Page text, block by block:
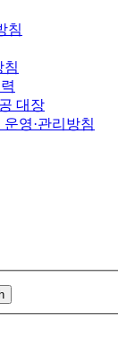
침
침
대장
영·관리방침